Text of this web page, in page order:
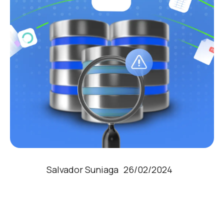
Salvador Suniaga 26/02/2024